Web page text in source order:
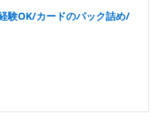
験OK/カードのパック詰め/